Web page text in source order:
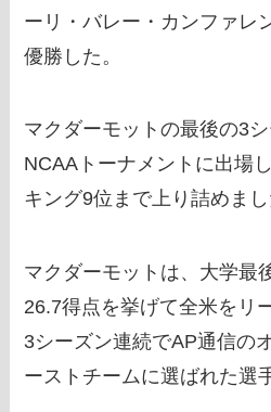
ーリ・バレー・カンファレ
優勝した。
マクダーモットの最後の3
NCAAトーナメントに出場
キング9位まで上り詰めまし
マクダーモットは、大学最
26.7得点を挙げて全米をリ
3シーズン連続でAP通信の
ーストチームに選ばれた選